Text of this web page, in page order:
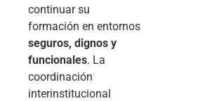
continuar su
formación en entornos
seguros, dignos y
funcionales. La
coordinación
interinstitucional